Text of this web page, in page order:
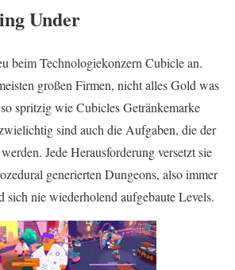
Under
beim Technologiekonzern Cubicle an.
großen Firmen, nicht alles Gold was
spritzig wie Cubicles Getränkemarke
sind auch die Aufgaben, die der
Jede Herausforderung versetzt sie
generierten Dungeons, also immer
nie wiederholend aufgebaute Levels.